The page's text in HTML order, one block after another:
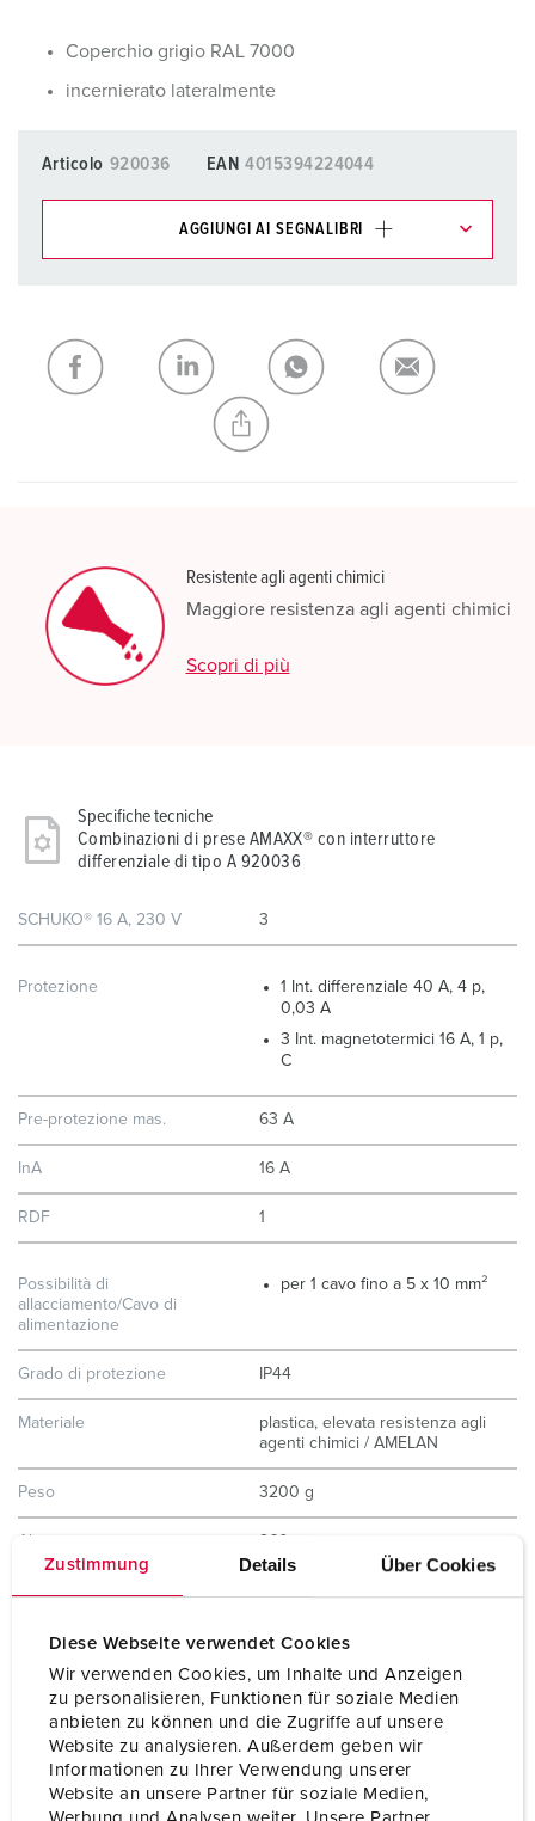
Zustimmung Details Über Cookies
Diese Webseite verwendet Cookies
Wir verwenden Cookies, um Inhalte und Anzeigen
zu personalisieren, Funktionen für soziale Medien
anbieten zu können und die Zugriffe auf unsere
Website zu analysieren. Außerdem geben wir
Informationen zu Ihrer Verwendung unserer
Website an unsere Partner für soziale Medien,
Coperchio grigio RAL 7000
incernierato lateralmente
Articolo 920036 EAN 4015394224044
AGGIUNGI AI SEGNALIBRI
CREA NUOVA LISTA
Resistente agli agenti chimici
Maggiore resistenza agli agenti chimici
Scopri di più
Specifiche tecniche
Combinazioni di prese AMAXX® con interruttore
differenziale di tipo A 920036
SCHUKO® 16 A, 230 V 3
Protezione
1 Int. differenziale 40 A, 4 p,
0,03 A
3 Int. magnetotermici 16 A, 1 p,
C
Pre-protezione mas. 63 A
InA 16 A
RDF 1
Possibilità di
allacciamento/Cavo di
alimentazione
per 1 cavo fino a 5 x 10 mm²
Grado di protezione IP44
Materiale
plastica, elevata resistenza agli
agenti chimici / AMELAN
Peso 3200 g
Dichiarazione di conformità EAC
Combinazioni disponibili a
magazzino
B